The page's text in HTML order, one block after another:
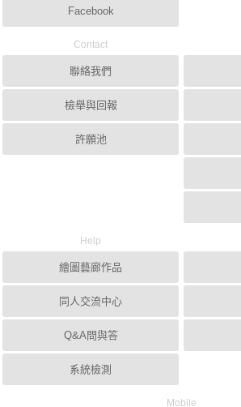
Facebook
Contact
聯絡我們
檢舉與回報
許願池
Help
繪圖藝廊作品
同人交流中心
Q&A問與答
系統檢測
Mobile